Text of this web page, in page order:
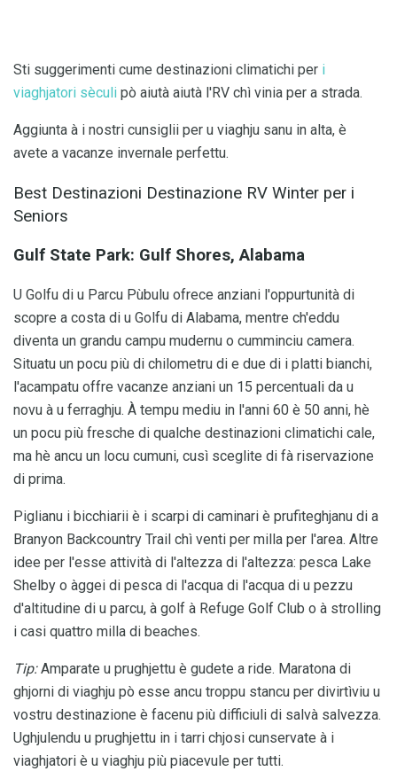
Sti suggerimenti cume destinazioni climatichi per i
viaghjatori sèculi pò aiutà aiutà l'RV chì vinia per a strada.
Aggiunta à i nostri cunsiglii per u viaghju sanu in alta, è
avete a vacanze invernale perfettu.
Best Destinazioni Destinazione RV Winter per i
Seniors
Gulf State Park: Gulf Shores, Alabama
U Golfu di u Parcu Pùbulu ofrece anziani l'oppurtunità di
scopre a costa di u Golfu di Alabama, mentre ch'eddu
diventa un grandu campu mudernu o cumminciu camera.
Situatu un pocu più di chilometru di e due di i platti bianchi,
l'acampatu offre vacanze anziani un 15 percentuali da u
novu à u ferraghju. À tempu mediu in l'anni 60 è 50 anni, hè
un pocu più fresche di qualche destinazioni climatichi cale,
ma hè ancu un locu cumuni, cusì sceglite di fà riservazione
di prima.
Piglianu i bicchiarii è i scarpi di caminari è prufiteghjanu di a
Branyon Backcountry Trail chì venti per milla per l'area. Altre
idee per l'esse attività di l'altezza di l'altezza: pesca Lake
Shelby o àggei di pesca di l'acqua di l'acqua di u pezzu
d'altitudine di u parcu, à golf à Refuge Golf Club o à strolling
i casi quattro milla di beaches.
Tip:Amparate u prughjettu è gudete a ride. Maratona di
ghjorni di viaghju pò esse ancu troppu stancu per divirtìviu u
vostru destinazione è facenu più difficiuli di salvà salvezza.
Ughjulendu u prughjettu in i tarri chjosi cunservate à i
viaghjatori è u viaghju più piacevule per tutti.